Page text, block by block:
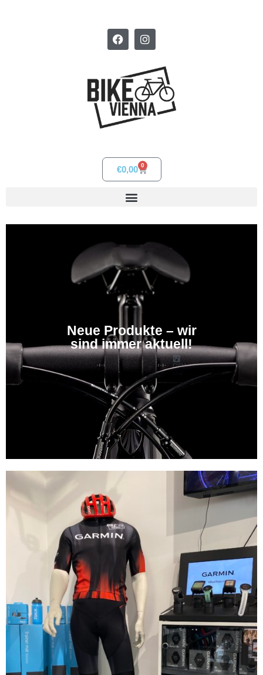
€0,00 0
Neue Produkte – wir
sind immer aktuell!